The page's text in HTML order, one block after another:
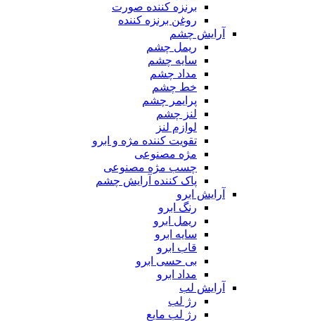
برنزه کننده صورت
روغن برنزه کننده
آرایش چشم
ریمل چشم
سایه چشم
مداد چشم
خط چشم
پرایمر چشم
لنز چشم
لوازم لنز
تقویت کننده مژه و ابرو
مژه مصنوعی
چسب مژه مصنوعی
پاک کننده آرایش چشم
آرایش ابرو
رنگ ابرو
ریمل ابرو
سایه ابرو
قاب ابرو
بی حسی ابرو
مداد ابرو
آرایش لب
رژ لب
رژ لب مایع